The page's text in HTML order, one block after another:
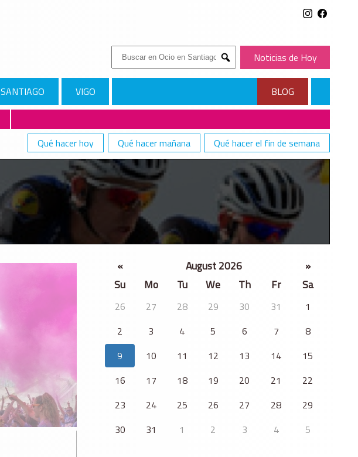
Buscar:
Submit
Noticias de Hoy
SANTIAGO VIGO
BLOG
Qué hacer hoy
Qué hacer mañana Qué hacer el fin de semana
« August 2026
»
Su
Mo Tu We Th Fr Sa
26 27 28 29 30 31
1
2
3 4 5 6 7
8
9
10 11 12 13 14
15
16
17 18 19 20 21
22
23
24 25 26 27 28
29
30
31 1 2 3 4 5